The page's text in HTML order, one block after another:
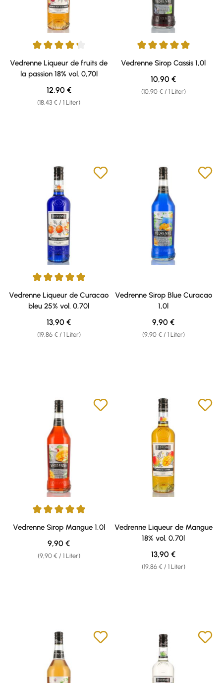
Durchschnittliche Bewertung von 4.33 von 5 Sternen
Vedrenne Liqueur de fruits de
la passion 18% vol. 0,70l
(18,43 € / 1 Liter)
Regulärer Preis:
12,90 €
Durchschnittliche Bewertung
Vedrenne Sirop Cassis 1,0l
(10,90 € / 1 Liter)
Regulärer Preis:
10,90 €
Durchschnittliche Bewertung von 5 von 5 Sternen
Vedrenne Liqueur de Curacao
bleu 25% vol. 0,70l
(19,86 € / 1 Liter)
Regulärer Preis:
13,90 €
Vedrenne Sirop Blue Curacao
1,0l
(9,90 € / 1 Liter)
Regulärer Preis:
9,90 €
Durchschnittliche Bewertung von 5 von 5 Sternen
Vedrenne Sirop Mangue 1,0l
(9,90 € / 1 Liter)
Regulärer Preis:
9,90 €
Vedrenne Liqueur de Mangue
18% vol. 0,70l
(19,86 € / 1 Liter)
Regulärer Preis:
13,90 €